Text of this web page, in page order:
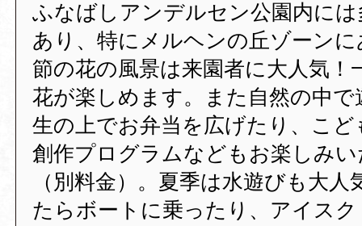
ふなばしアンデルセン公園内に
あり、特にメルヘンの丘ゾーン
節の花の風景は来園者に大人気！
花が楽しめます。また自然の中で
生の上でお弁当を広げたり、こど
創作プログラムなどもお楽しみ
（別料金）。夏季は水遊びも大人
たらボートに乗ったり、アイス